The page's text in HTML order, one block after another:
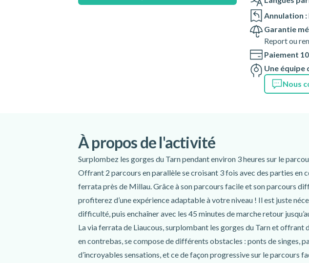
L'heure de RDV de cette activité est donnée à titre indicatif : veuillez
contacter l'instructeur une fois votre réservation confirmée afin
Sur le parking de l'église de Liaucous, D907, 12720
Comprend
Moniteur
Casque
Harnais
Longes de sécurité
Poulie
Photos
À prévoir
Annulation
Garantie
Report ou
Paiement
Une équipe
Nous
À propos de l'activité
Surplombez les gorges du Tarn pendant environ 3 heures sur le
Offrant 2 parcours en parallèle se croisant 3 fois avec des parties en
ferrata près de Millau. Grâce à son parcours facile et son parcours
profiterez d’une expérience adaptable à votre niveau ! Il est juste
difficulté, puis enchaîner avec les 45 minutes de marche retour
La via ferrata de Liaucous, surplombant les gorges du Tarn et
en contrebas, se compose de différents obstacles : ponts de singes,
d’incroyables sensations, et ce de façon progressive sur le parcours